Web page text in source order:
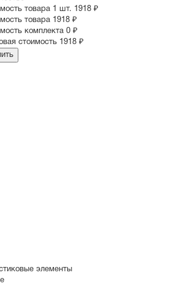
товара 1 шт.
1918 ₽
товара
1918 ₽
комплекта 0 ₽
стоимость
1918 ₽
элементы